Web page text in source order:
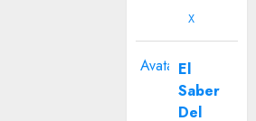
X
Avatar El
Saber
Del